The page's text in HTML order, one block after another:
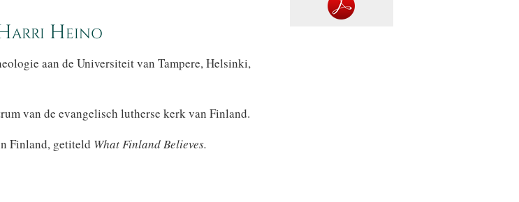
Heino
aan de Universiteit van Tampere, Helsinki,
van de evangelisch lutherse kerk van Finland.
Finland, getiteld What Finland Believes.